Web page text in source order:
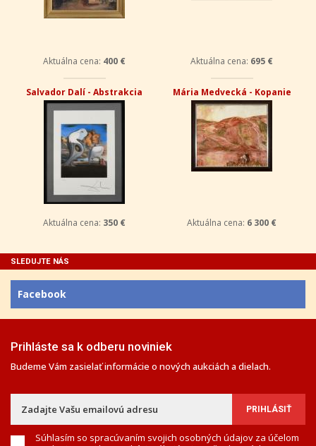
Aktuálna cena: 400 € Aktuálna cena: 695 €
Salvador Dalí - Abstrakcia
Aktuálna cena: 350 €
Mária Medvecká - Kopanie
Aktuálna cena: 6 300 €
SLEDUJTE NÁS
Facebook
Prihláste sa k odberu noviniek
Budeme Vám zasielať informácie o nových aukciách a dielach.
Súhlasím so spracúvaním svojich osobných údajov za účelom